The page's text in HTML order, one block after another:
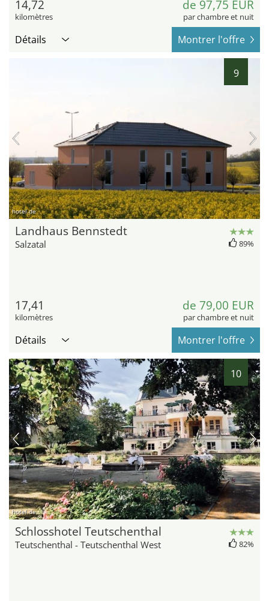
14,72
kilomètres
de 97,75 EUR
par chambre et nuit
Détails Montrer l'offre
9
hotel.de
Landhaus Bennstedt
Salzatal 89%
17,41
kilomètres
de 79,00 EUR
par chambre et nuit
Détails Montrer l'offre
10
hotel.de
Schlosshotel Teutschenthal
Teutschenthal - Teutschenthal West 82%